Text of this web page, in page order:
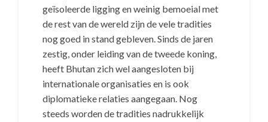
geïsoleerde ligging en weinig bemoeial met
de rest van de wereld zijn de vele tradities
nog goed in stand gebleven. Sinds de jaren
zestig, onder leiding van de tweede koning,
heeft Bhutan zich wel aangesloten bij
internationale organisaties en is ook
diplomatieke relaties aangegaan. Nog
steeds worden de tradities nadrukkelijk